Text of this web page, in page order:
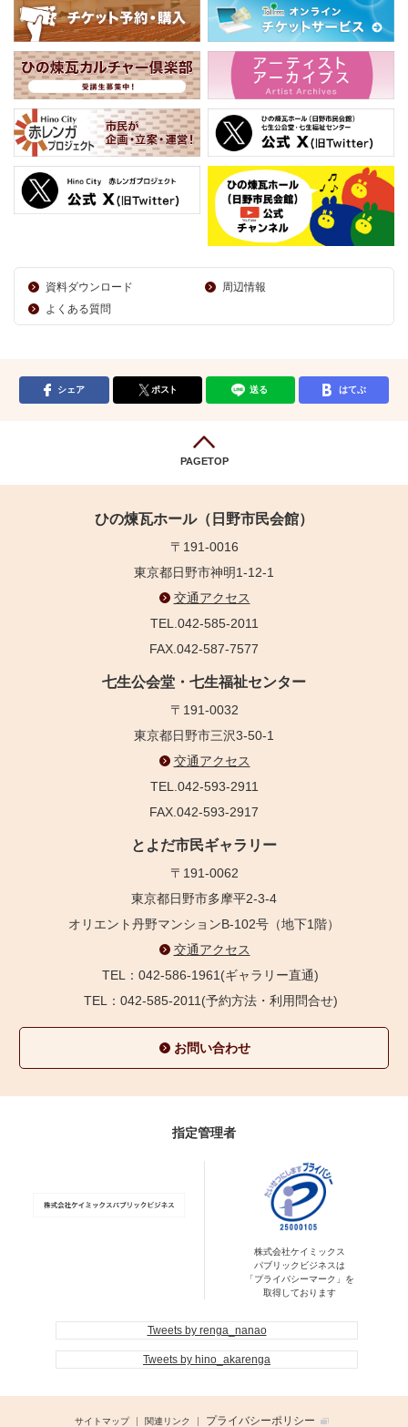
資料ダウンロード
周辺情報
よくある質問
シェア ポスト 送る はてぶ
PAGETOP
ひの煉瓦ホール（日野市民会館）
〒191-0016
東京都日野市神明1-12-1
交通アクセス
TEL.042-585-2011
FAX.042-587-7577
七生公会堂・七生福祉センター
〒191-0032
東京都日野市三沢3-50-1
交通アクセス
TEL.042-593-2911
FAX.042-593-2917
とよだ市民ギャラリー
〒191-0062
東京都日野市多摩平2-3-4
オリエント丹野マンションB-102号（地下1階）
交通アクセス
TEL：042-586-1961(ギャラリー直通)
TEL：042-585-2011(予約方法・利用問合せ)
お問い合わせ
指定管理者
株式会社ケイミックス
パブリックビジネスは
「プライバシーマーク」を
取得しております
Tweets by renga_nanao
Tweets by hino_akarenga
サイトマップ 関連リンク プライバシーポリシー